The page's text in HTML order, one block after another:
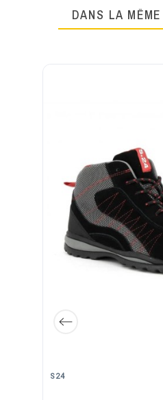
DANS LA
S24